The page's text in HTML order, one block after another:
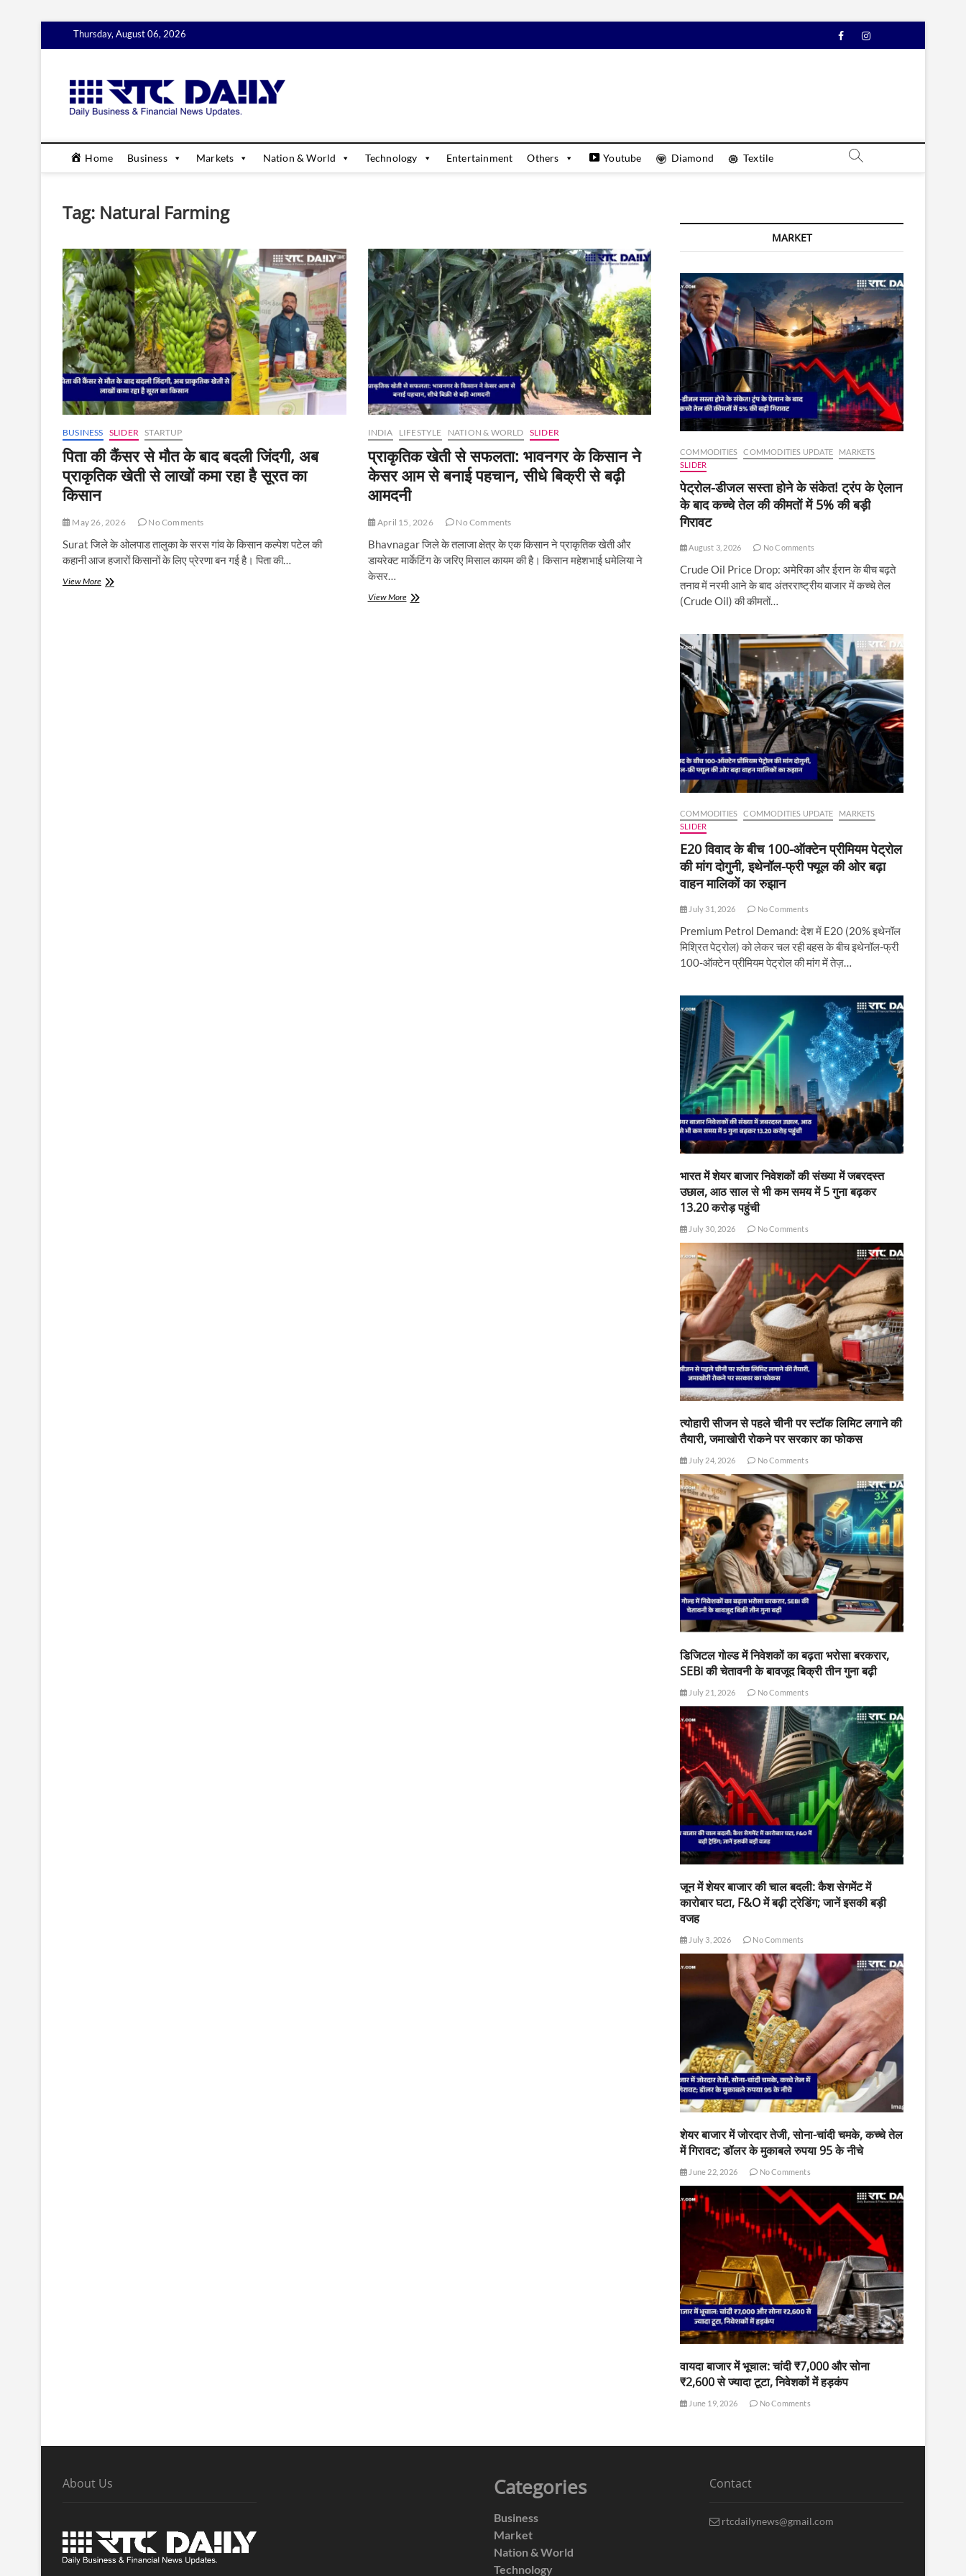
Thursday, August 06, 2026 FacebookInstagram
Home Business Markets Nation & World Technology Entertainment Others Youtube Diamond Textile
Tag: Natural Farming
BUSINESS SLIDER STARTUP
पिता की कैंसर से मौत के बाद बदली जिंदगी, अब
प्राकृतिक खेती से लाखों कमा रहा है सूरत का
किसान
May 26, 2026 No Comments
Surat जिले के ओलपाड तालुका के सरस गांव के किसान कल्पेश पटेल की
कहानी आज हजारों किसानों के लिए प्रेरणा बन गई है। पिता की…
View Moreपिता
INDIA LIFESTYLE NATION & WORLD SLIDER
प्राकृतिक खेती से सफलता: भावनगर के किसान ने
केसर आम से बनाई पहचान, सीधे बिक्री से बढ़ी
आमदनी
April 15, 2026 No Comments
Bhavnagar जिले के तलाजा क्षेत्र के एक किसान ने प्राकृतिक खेती और
डायरेक्ट मार्केटिंग के जरिए मिसाल कायम की है। किसान महेशभाई धमेलिया ने
केसर…
View Moreप्राकृतिक
MARKET
COMMODITIES COMMODITIES UPDATE
MARKETS
SLIDER
पेट्रोल-डीजल सस्ता होने के संकेत! ट्रंप के ऐलान
के बाद कच्चे तेल की कीमतों में 5% की बड़ी
गिरावट
August 3, 2026 No Comments
Crude Oil Price Drop: अमेरिका और ईरान के बीच बढ़ते
तनाव में नरमी आने के बाद अंतरराष्ट्रीय बाजार में कच्चे तेल
(Crude Oil) की कीमतों…
COMMODITIES COMMODITIES UPDATE
MARKETS
SLIDER
E20 विवाद के बीच 100-ऑक्टेन प्रीमियम पेट्रोल
की मांग दोगुनी, इथेनॉल-फ्री फ्यूल की ओर बढ़ा
वाहन मालिकों का रुझान
July 31, 2026 No Comments
Premium Petrol Demand: देश में E20 (20% इथेनॉल
मिश्रित पेट्रोल) को लेकर चल रही बहस के बीच इथेनॉल-फ्री
100-ऑक्टेन प्रीमियम पेट्रोल की मांग में तेज़…
भारत में शेयर बाजार निवेशकों की संख्या में जबरदस्त
उछाल, आठ साल से भी कम समय में 5 गुना बढ़कर
13.20 करोड़ पहुंची
July 30, 2026 No Comments
त्योहारी सीजन से पहले चीनी पर स्टॉक लिमिट लगाने की
तैयारी, जमाखोरी रोकने पर सरकार का फोकस
July 24, 2026 No Comments
डिजिटल गोल्ड में निवेशकों का बढ़ता भरोसा बरकरार,
SEBI की चेतावनी के बावजूद बिक्री तीन गुना बढ़ी
July 21, 2026 No Comments
जून में शेयर बाजार की चाल बदली: कैश सेगमेंट में
कारोबार घटा, F&O में बढ़ी ट्रेडिंग; जानें इसकी बड़ी
वजह
July 3, 2026 No Comments
शेयर बाजार में जोरदार तेजी, सोना-चांदी चमके, कच्चे तेल
में गिरावट; डॉलर के मुकाबले रुपया 95 के नीचे
June 22, 2026 No Comments
वायदा बाजार में भूचाल: चांदी ₹7,000 और सोना
₹2,600 से ज्यादा टूटा, निवेशकों में हड़कंप
June 19, 2026 No Comments
About Us Categories
Business
Market
Nation & World
Technology
Contact
rtcdailynews@gmail.com